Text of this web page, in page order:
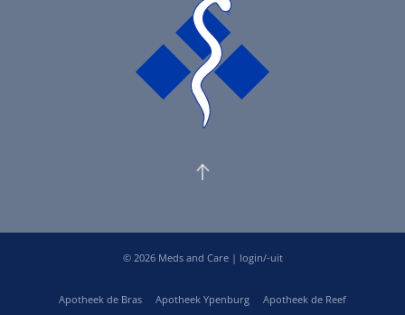
© 2026Meds and Care | login/-uit
Apotheek de Bras Apotheek Ypenburg
Apotheek de Reef